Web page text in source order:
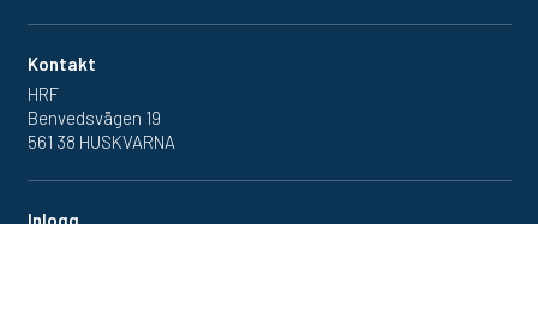
Kontakt
HRF
Benvedsvägen 19
561 38 HUSKVARNA
Inlogg